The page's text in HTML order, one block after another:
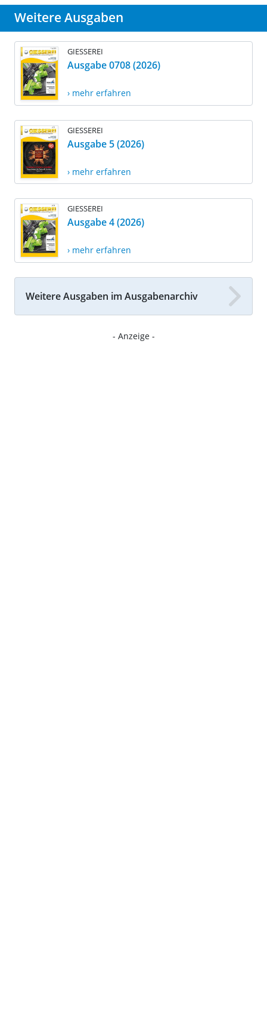
Weitere Ausgaben
GIESSEREI
Ausgabe 0708 (2026)
› mehr erfahren
GIESSEREI
Ausgabe 5 (2026)
› mehr erfahren
GIESSEREI
Ausgabe 4 (2026)
› mehr erfahren
Weitere Ausgaben im Ausgabenarchiv
- Anzeige -